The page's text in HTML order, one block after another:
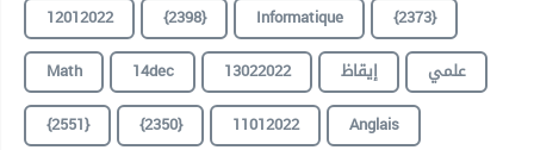
12012022
{2398} Informatique
{2373}
Math
14dec 13022022 إيقاظ
علمي
{2551}
{2350} 11012022
Anglais